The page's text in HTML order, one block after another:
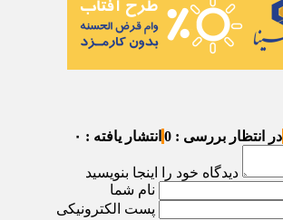
در انتظار بررسی : 0 انتشار یافته : ۰
دیدگاه خود را اینجا بنویسید
نام شما
پست الکترونیکی